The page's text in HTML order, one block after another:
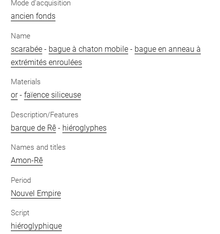
Mode d'acquisition
ancien fonds
Name
scarabée - bague à chaton mobile - bague en anneau à
extrémités enroulées
Materials
or-faïence siliceuse
Description/Features
barque de Rê - hiéroglyphes
Names and titles
Amon-Rê
Period
Nouvel Empire
Script
hiéroglyphique